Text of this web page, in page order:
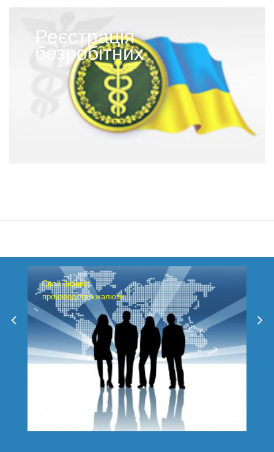
Реєстрація
безробітних
Свой бизнес:
производство жалюзи